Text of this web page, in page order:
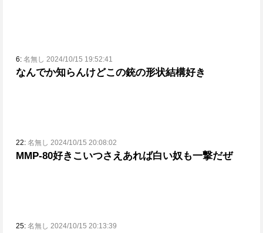
6: 名無し 2024/10/15 19:52:41
なんでか知らんけどこの銃の形状結構好き
22: 名無し 2024/10/15 20:08:02
MMP-80好き こいつさえあれば白い奴も一撃だぜ
25: 名無し 2024/10/15 20:13:39